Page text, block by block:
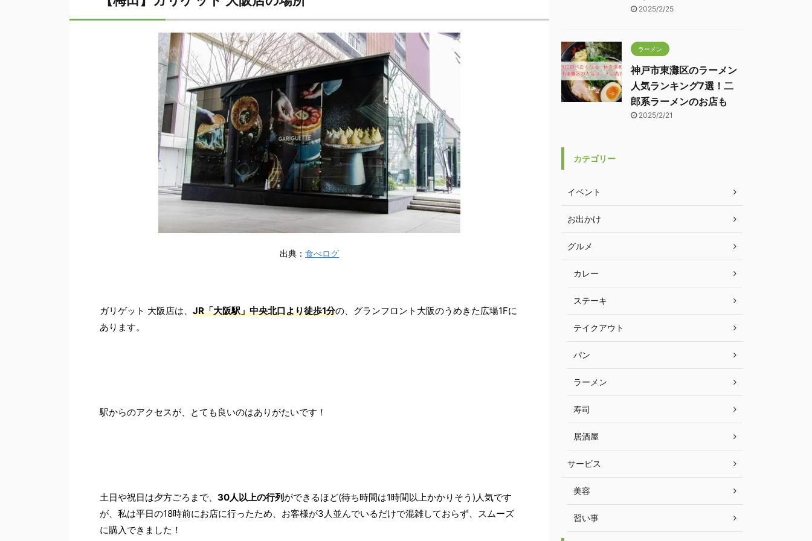
出典： 食べログ
ガリゲット 大阪店は、 JR「大阪駅」中央北口より徒歩1分の、グランフロント大阪のうめきた広場1Fに
あります。
駅からのアクセスが、とても良いのはありがたいです！
土日や祝日は夕方ごろまで、 30人以上の行列ができるほど(待ち時間は1時間以上かかりそう)人気です
が、私は平日の18時前にお店に行ったため、お客様が3人並んでいるだけで混雑しておらず、スムーズ
に購入できました！
2025/2/25
ラーメン
神戸市東灘区のラーメン
人気ランキング7選！二
郎系ラーメンのお店も
2025/2/21
カテゴリー
イベント
お出かけ
グルメ
カレー
ステーキ
テイクアウト
パン
ラーメン
寿司
居酒屋
サービス
美容
習い事